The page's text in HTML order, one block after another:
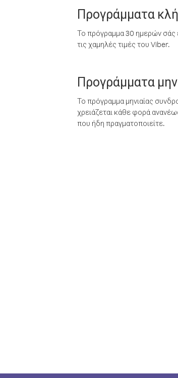
Προγράμματα
Το πρόγραμμα 30 ημερών σάς
τις χαμηλές τιμές του Viber.
Προγράμματα
Το πρόγραμμα μηνιαίας
χρειάζεται κάθε φορά
που ήδη πραγματοποιείτε.